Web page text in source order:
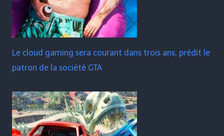
Le cloud gaming sera courant dans trois ans, prédit le
patron de la société GTA